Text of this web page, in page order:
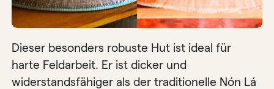
Dieser besonders robuste Hut ist ideal für
harte Feldarbeit. Er ist dicker und
widerstandsfähiger als der traditionelle Nón Lá